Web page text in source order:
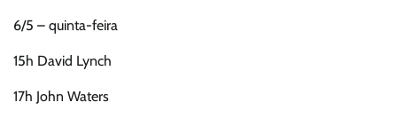
6/5 – quinta-feira
15h David Lynch
17h John Waters